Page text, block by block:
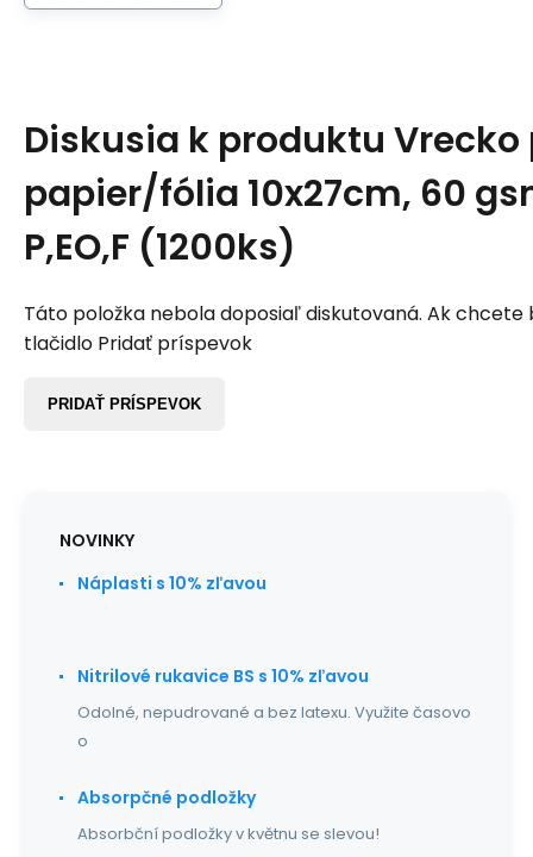
Diskusia k produktu
papier/fólia 10x27cm, 60
P,EO,F (1200ks)
Táto položka nebola doposiaľ diskutovaná. Ak chcete
tlačidlo Pridať príspevok
PRIDAŤ PRÍSPEVOK
NOVINKY
Náplasti s 10% zľavou
Nitrilové rukavice BS s 10% zľavou
Odolné, nepudrované a bez latexu. Využite časovo
o
Absorpčné podložky
Absorbční podložky v květnu se slevou!